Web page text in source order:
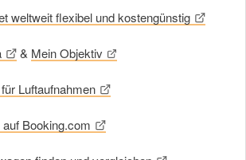
weltweit flexibel und kostengünstig
& Mein Objektiv
Luftaufnahmen
Booking.com